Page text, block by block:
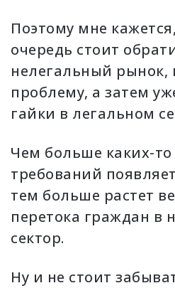
Поэтому мне
очередь стоит
нелегальный рынок,
проблему, а затем
гайки в легальном
Чем больше каких-
требований
тем больше растет
перетока граждан в
сектор.
Ну и не стоит